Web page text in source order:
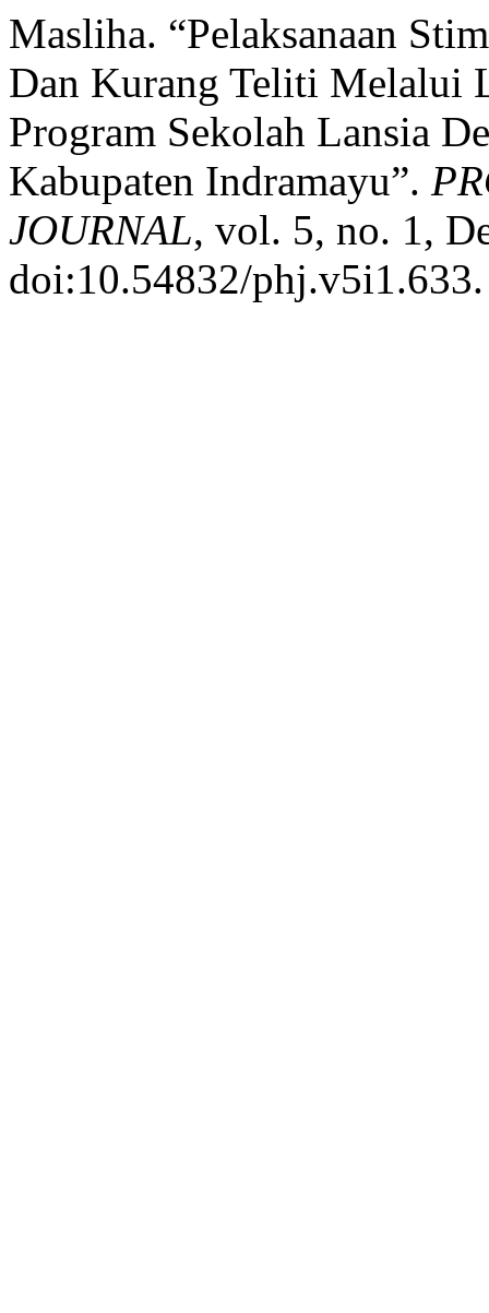
Masliha. “Pelaksanaan
Dan Kurang Teliti Melalui
Program Sekolah Lansia
Kabupaten Indramayu”.
JOURNAL, vol. 5, no. 1,
doi:10.54832/phj.v5i1.633.